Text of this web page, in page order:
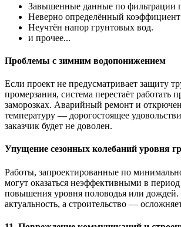
Завышенные данные по фильтрации
Неверно определённый
Неучтён напор грунтовых вод.
и прочее...
Проблемы с зимним водопонижением
Если проект не предусматривает защиту
промерзания, система перестаёт работать
заморозках. Аварийный ремонт и
температуру — дорогостоящее
заказчик будет не доволен.
Упущение сезонных колебаний уровня
Работы, запроектированные по
могут оказаться неэффективными в период
повышения уровня половодья или дождей.
актуальность, а строительство —